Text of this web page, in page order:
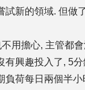
試新的領域. 但做
用擔心, 主管都
有興趣投入了, 5
負荷每日兩個半